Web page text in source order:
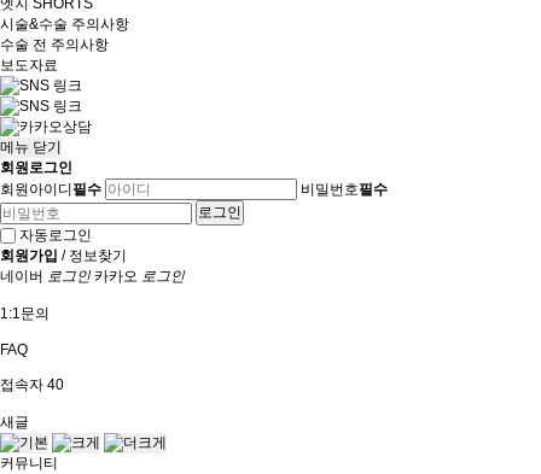
엣지 SHORTS
시술&수술 주의사항
수술 전 주의사항
보도자료
메뉴 닫기
회원로그인
회원아이디 필수 비밀번호필수
자동로그인
회원가입 / 정보찾기
네이버 로그인 카카오 로그인
1:1문의
FAQ
접속자 40
새글
커뮤니티